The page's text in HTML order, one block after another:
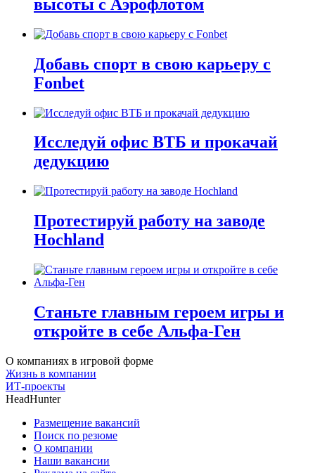
высоты с Аэрофлотом
Добавь спорт в свою карьеру с
Fonbet
Исследуй офис ВТБ и прокачай
дедукцию
Протестируй работу на заводе
Hochland
Станьте главным героем игры и
откройте в себе Альфа-Ген
О компаниях в игровой форме
Жизнь в компании
ИТ-проекты
HeadHunter
Размещение вакансий
Поиск по резюме
О компании
Наши вакансии